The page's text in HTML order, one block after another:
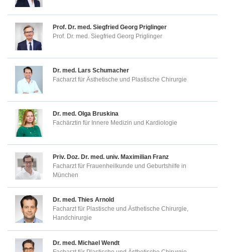
Prof. Dr. med. Siegfried Georg Priglinger
Prof. Dr. med. Siegfried Georg Priglinger
Dr. med. Lars Schumacher
Facharzt für Ästhetische und Plastische Chirurgie
Dr. med. Olga Bruskina
Fachärztin für Innere Medizin und Kardiologie
Priv. Doz. Dr. med. univ. Maximilian Franz
Facharzt für Frauenheilkunde und Geburtshilfe in
München
Dr. med. Thies Arnold
Facharzt für Plastische und Ästhetische Chirurgie,
Handchirurgie
Dr. med. Michael Wendt